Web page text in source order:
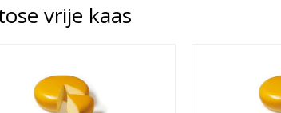
vrije kaas